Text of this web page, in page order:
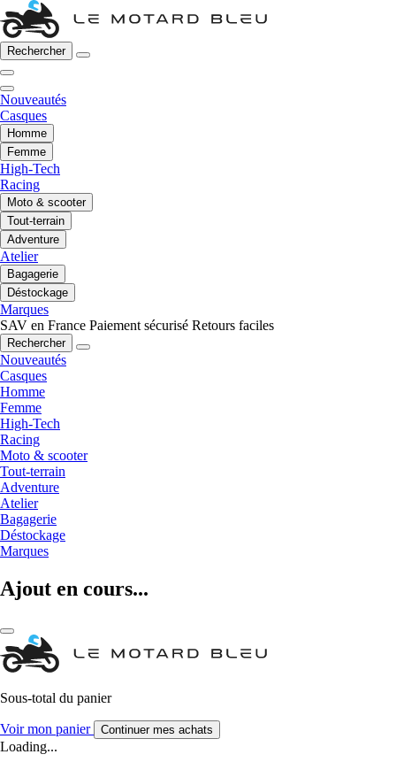
Rechercher
Nouveautés
Casques
Homme
Femme
High-Tech
Racing
Moto & scooter
Tout-terrain
Adventure
Atelier
Bagagerie
Déstockage
Marques
SAV en France Paiement sécurisé Retours faciles
Rechercher
Nouveautés
Casques
Homme
Femme
High-Tech
Racing
Moto & scooter
Tout-terrain
Adventure
Atelier
Bagagerie
Déstockage
Marques
Ajout en cours...
Sous-total du panier
Voir mon panier Continuer mes achats
Loading...